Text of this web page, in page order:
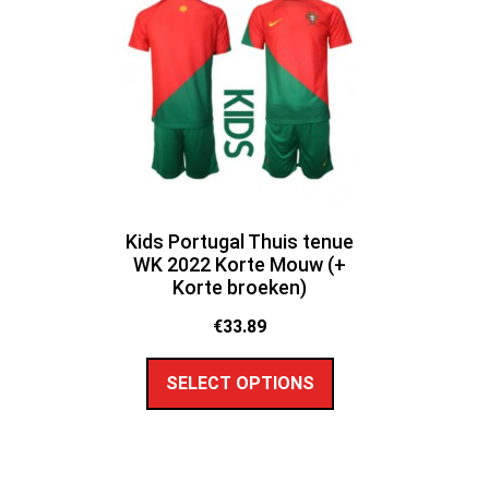
Kids Portugal Thuis tenue
WK 2022 Korte Mouw (+
Korte broeken)
€33.89
SELECT OPTIONS